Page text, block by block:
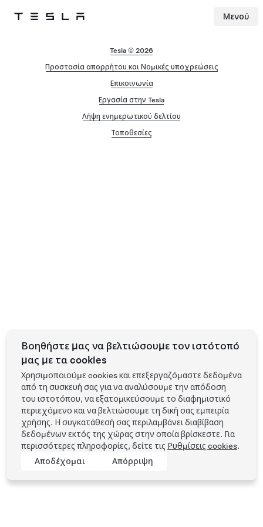
Tesla Μενού
Tesla © 2026
Προστασία απορρήτου και Νομικές υποχρεώσεις
Επικοινωνία
Εργασία στην Tesla
Λήψη ενημερωτικού δελτίου
Τοποθεσίες
Βοηθήστε μας να βελτιώσουμε τον ιστότοπό
μας με τα cookies
Χρησιμοποιούμε cookies και επεξεργαζόμαστε δεδομένα
από τη συσκευή σας για να αναλύσουμε την απόδοση
του ιστοτόπου, να εξατομικεύσουμε το διαφημιστικό
περιεχόμενο και να βελτιώσουμε τη δική σας εμπειρία
χρήσης. Η συγκατάθεσή σας περιλαμβάνει διαβίβαση
δεδομένων εκτός της χώρας στην οποία βρίσκεστε. Για
περισσότερες πληροφορίες, δείτε τις Ρυθμίσεις cookies.
Αποδέχομαι
Απόρριψη